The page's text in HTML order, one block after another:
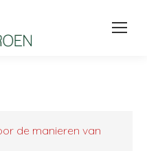
de manieren van